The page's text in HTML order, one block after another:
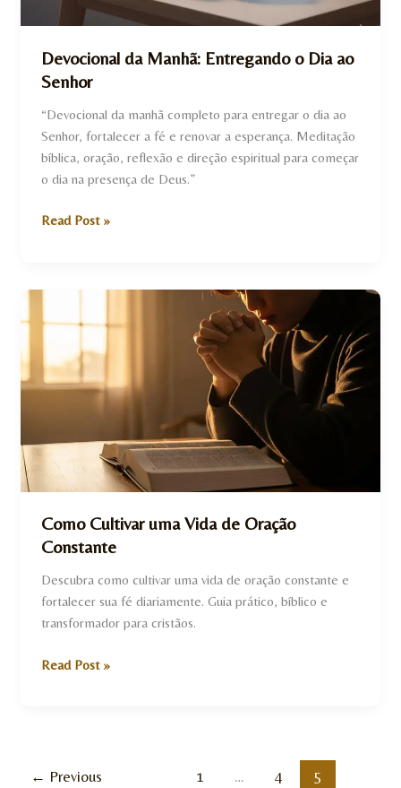
Devocional da Manhã: Entregando o Dia ao
Senhor
“Devocional da manhã completo para entregar o dia ao
Senhor, fortalecer a fé e renovar a esperança. Meditação
bíblica, oração, reflexão e direção espiritual para começar
o dia na presença de Deus.”
Read Post »
Como Cultivar uma Vida de Oração
Constante
Descubra como cultivar uma vida de oração constante e
fortalecer sua fé diariamente. Guia prático, bíblico e
transformador para cristãos.
Cultivar
Vida
de
Read Post »
← Previous 1 … 4 5